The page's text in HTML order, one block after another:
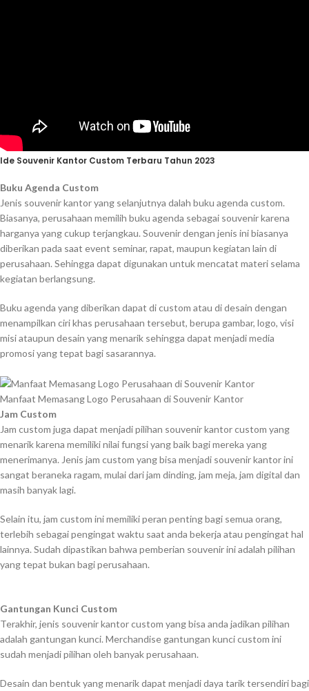
Ide Souvenir Kantor Custom Terbaru Tahun 2023
Buku Agenda Custom
Jenis souvenir kantor yang selanjutnya dalah buku agenda custom.
Biasanya, perusahaan memilih buku agenda sebagai souvenir karena
harganya yang cukup terjangkau. Souvenir dengan jenis ini biasanya
diberikan pada saat event seminar, rapat, maupun kegiatan lain di
perusahaan. Sehingga dapat digunakan untuk mencatat materi selama
kegiatan berlangsung.
Buku agenda yang diberikan dapat di custom atau di desain dengan
menampilkan ciri khas perusahaan tersebut, berupa gambar, logo, visi
misi ataupun desain yang menarik sehingga dapat menjadi media
promosi yang tepat bagi sasarannya.
Manfaat Memasang Logo Perusahaan di Souvenir Kantor
Jam Custom
Jam custom juga dapat menjadi pilihan souvenir kantor custom yang
menarik karena memiliki nilai fungsi yang baik bagi mereka yang
menerimanya. Jenis jam custom yang bisa menjadi souvenir kantor ini
sangat beraneka ragam, mulai dari jam dinding, jam meja, jam digital dan
masih banyak lagi.
Selain itu, jam custom ini memiliki peran penting bagi semua orang,
terlebih sebagai pengingat waktu saat anda bekerja atau pengingat hal
lainnya. Sudah dipastikan bahwa pemberian souvenir ini adalah pilihan
yang tepat bukan bagi perusahaan.
Gantungan Kunci Custom
Terakhir, jenis souvenir kantor custom yang bisa anda jadikan pilihan
adalah gantungan kunci. Merchandise gantungan kunci custom ini
sudah menjadi pilihan oleh banyak perusahaan.
Desain dan bentuk yang menarik dapat menjadi daya tarik tersendiri bagi